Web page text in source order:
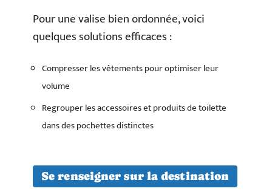
Pour une valise bien ordonnée, voici
quelques solutions efficaces :
Compresser les vêtements pour optimiser leur
volume
Regrouper les accessoires et produits de toilette
dans des pochettes distinctes
Se renseigner sur la destination